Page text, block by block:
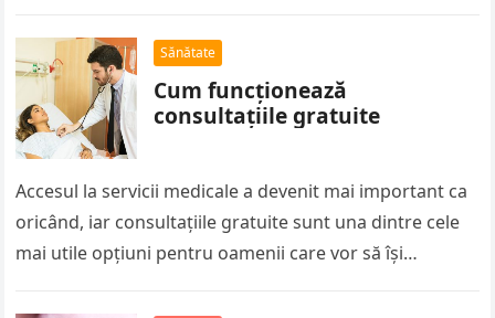
Sănătate
Cum funcționează
consultațiile gratuite
Accesul la servicii medicale a devenit mai important ca
oricând, iar consultațiile gratuite sunt una dintre cele
mai utile opțiuni pentru oamenii care vor să își